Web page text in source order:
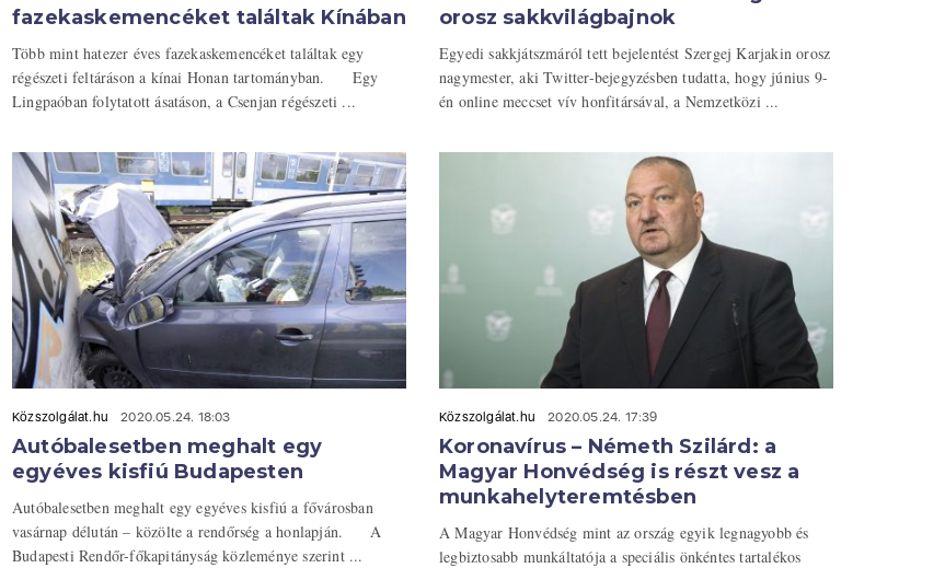
fazekaskemencéket találtak Kínában
Több mint hatezer éves fazekaskemencéket találtak egy
régészeti feltáráson a kínai Honan tartományban. Egy
Lingpaóban folytatott ásatáson, a Csenjan régészeti ...
orosz sakkvilágbajnok
Egyedi sakkjátszmáról tett bejelentést Szergej Karjakin orosz
nagymester, aki Twitter-bejegyzésben tudatta, hogy június 9-
én online meccset vív honfitársával, a Nemzetközi ...
Közszolgálat.hu 2020.05.24. 18:03
Autóbalesetben meghalt egy
egyéves kisfiú Budapesten
Autóbalesetben meghalt egy egyéves kisfiú a fővárosban
vasárnap délután – közölte a rendőrség a honlapján. A
Budapesti Rendőr-főkapitányság közleménye szerint ...
Közszolgálat.hu 2020.05.24. 17:39
Koronavírus – Németh Szilárd: a
Magyar Honvédség is részt vesz a
munkahelyteremtésben
A Magyar Honvédség mint az ország egyik legnagyobb és
legbiztosabb munkáltatója a speciális önkéntes tartalékos